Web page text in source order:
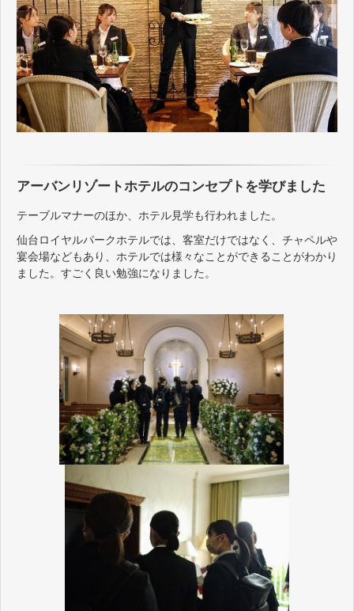
アーバンリゾートホテルのコンセプトを学びました
テーブルマナーのほか、ホテル見学も行われました。
仙台ロイヤルパークホテルでは、客室だけではなく、チャペルや
宴会場などもあり、ホテルでは様々なことができることがわかり
ました。すごく良い勉強になりました。